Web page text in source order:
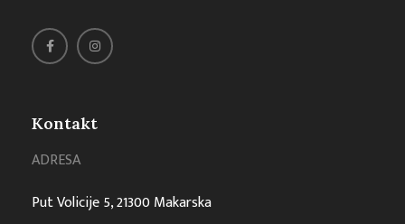
Kontakt
ADRESA
Put Volicije 5, 21300 Makarska